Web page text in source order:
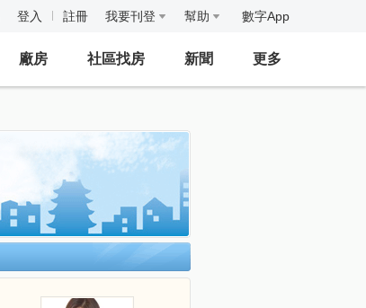
登入 註冊 我要刊登 幫助 數字App
廠房 社區找房 新聞 更多